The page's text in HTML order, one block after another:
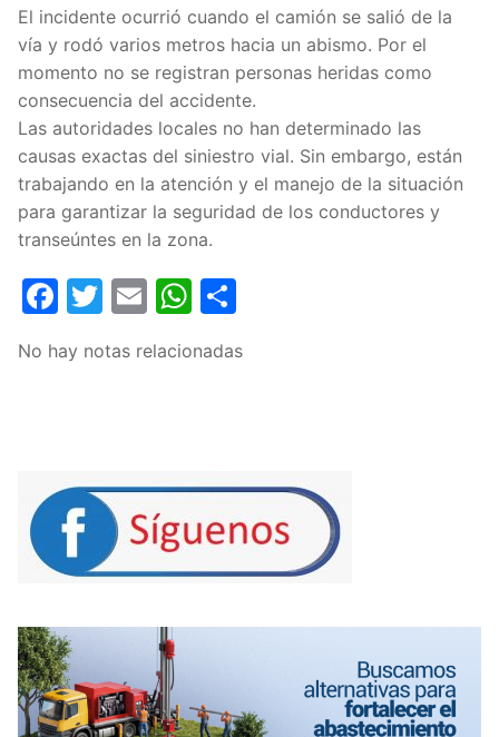
El incidente ocurrió cuando el camión se salió de la
vía y rodó varios metros hacia un abismo. Por el
momento no se registran personas heridas como
consecuencia del accidente.
Las autoridades locales no han determinado las
causas exactas del siniestro vial. Sin embargo, están
trabajando en la atención y el manejo de la situación
para garantizar la seguridad de los conductores y
transeúntes en la zona.
Facebook
Twitter
EmailWhatsApp
No hay notas relacionadas